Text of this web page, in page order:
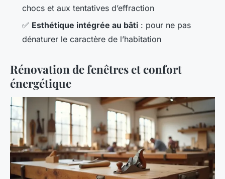
chocs et aux tentatives d’effraction
✅ Esthétique intégrée au bâti : pour ne pas
dénaturer le caractère de l’habitation
Rénovation de fenêtres et confort
énergétique